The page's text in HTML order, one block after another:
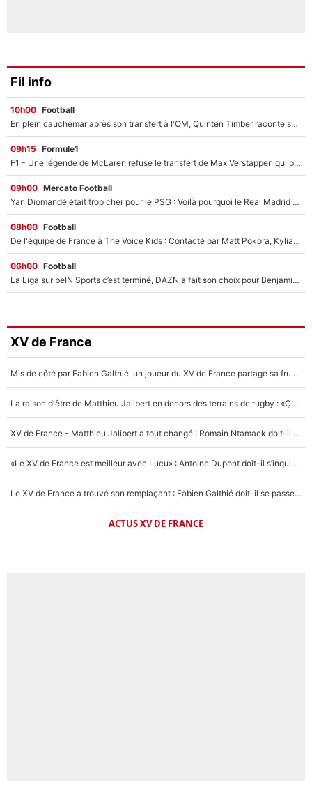
Fil info
10h00 Football
En plein cauchemar après son transfert à l'OM, Quinten Timber raconte ses doutes après sa signature à Marseille
09h15 Formule1
F1 - Une légende de McLaren refuse le transfert de Max Verstappen qui pourrait «faire des vagues» et plomber l'ambiance dans l'équipe
09h00 Mercato Football
Yan Diomandé était trop cher pour le PSG : Voilà pourquoi le Real Madrid a accepté de payer la somme record de 140M€ pour boucler son transfert !
08h00 Football
De l'équipe de France à The Voice Kids : Contacté par Matt Pokora, Kylian Mbappé a accepté de jouer un rôle inédit sur TF1 !
06h00 Football
La Liga sur beIN Sports c’est terminé, DAZN a fait son choix pour Benjamin Da Silva et Omar Da Fonseca !
XV de France
Mis de côté par Fabien Galthié, un joueur du XV de France partage sa frustration : «ils ne me l’ont pas dit tout de suite»
La raison d'être de Matthieu Jalibert en dehors des terrains de rugby : «Ça m'atteint autant que si tu touches à un membre de ma famille»
XV de France - Matthieu Jalibert a tout changé : Romain Ntamack doit-il s’inquiéter pour sa place à un an de la Coupe du monde ?
«Le XV de France est meilleur avec Lucu» : Antoine Dupont doit-il s’inquiéter pour sa place ?
Le XV de France a trouvé son remplaçant : Fabien Galthié doit-il se passer d'Antoine Dupont ?
ACTUS XV DE FRANCE